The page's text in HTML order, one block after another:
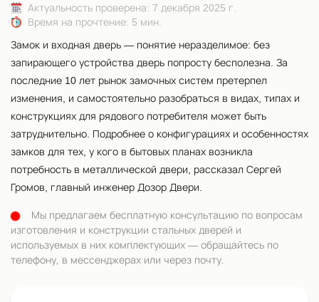
Актуальность проверена: 7 декабря 2025 г.
Время на прочтение: 5 мин.
Замок и входная дверь — понятие неразделимое: без
запирающего устройства дверь попросту бесполезна. За
последние 10 лет рынок замочных систем претерпел
изменения, и самостоятельно разобраться в видах, типах и
конструкциях для рядового потребителя может быть
затруднительно. Подробнее о конфигурациях и особенностях
замков для тех, у кого в бытовых планах возникла
потребность в металлической двери, рассказал Сергей
Громов, главный инженер Дозор Двери.
Мы предлагаем бесплатную консультацию по вопросам
изготовления и конструкции стальных дверей и
используемых в них комплектующих — обращайтесь по
телефону, в мессенджерах или через почту.